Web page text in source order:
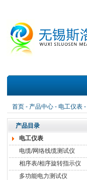
首页- 产品中心- 电工仪表-
产品目录
电工仪表
电缆/网络线缆测试仪
相序表/相序旋转指示仪
多功能电力测试仪